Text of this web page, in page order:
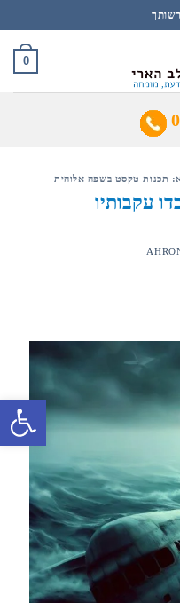
פתח
0
תכנות טקסט בשפה אלוהית
עקבותיו